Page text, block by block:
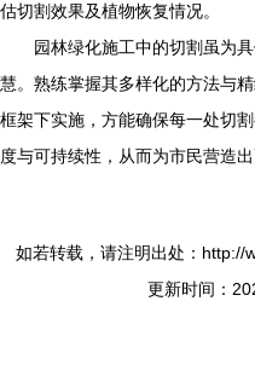
估切割效果及植物恢复情况。
园林绿化施工中的切割虽为
慧。熟练掌握其多样化的方法与
框架下实施，方能确保每一处切
度与可持续性，从而为市民营造
如若转载，请注明出处：http://
更新时间：